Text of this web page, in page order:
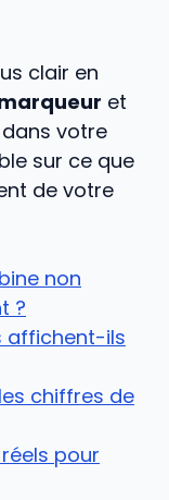
clair en
et
votre
sur ce que
de votre
non
?
affichent-ils
chiffres de
pour